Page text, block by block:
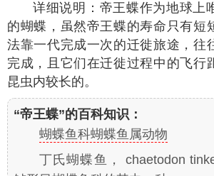
详细说明：帝王蝶作为地球上
的蝴蝶，虽然帝王蝶的寿命只有短
法靠一代完成一次的迁徙旅途，往
完成，且它们在迁徙过程中的飞行
昆虫内较长的。
“帝王蝶”的百科知识：
蝴蝶鱼科蝴蝶鱼属动物
丁氏蝴蝶鱼， chaetodon